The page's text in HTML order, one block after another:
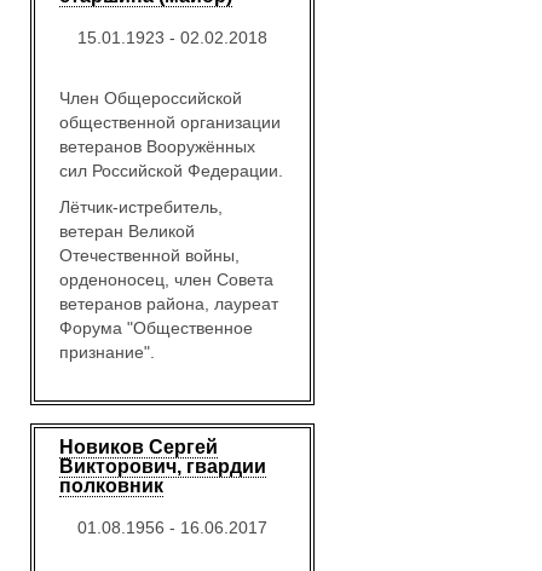
15.01.1923 - 02.02.2018
Член Общероссийской
общественной организации
ветеранов Вооружённых
сил Российской Федерации.
Лётчик-истребитель,
ветеран Великой
Отечественной войны,
орденоносец, член Совета
ветеранов района, лауреат
Форума "Общественное
признание".
Новиков Сергей
Викторович, гвардии
полковник
01.08.1956 - 16.06.2017